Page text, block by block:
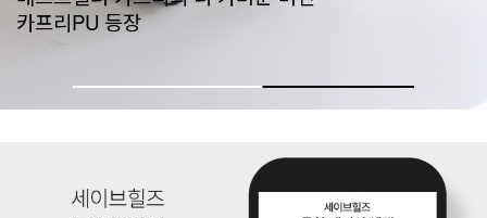
가벼움의 기준, 네이티브